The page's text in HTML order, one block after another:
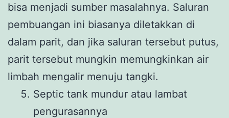
bisa menjadi sumber masalahnya. Saluran
pembuangan ini biasanya diletakkan di
dalam parit, dan jika saluran tersebut putus,
parit tersebut mungkin memungkinkan air
limbah mengalir menuju tangki.
Septic tank mundur atau lambat
pengurasannya